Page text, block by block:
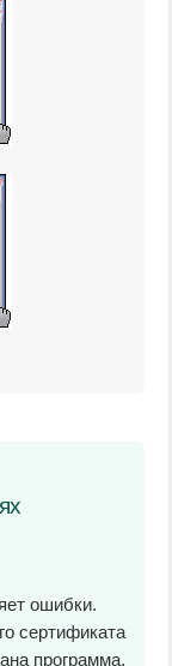
ошибки.
сертификата
программа.